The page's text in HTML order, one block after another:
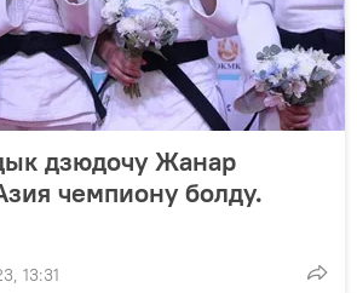
дзюдочу Жанар
чемпиону болду.
13:31